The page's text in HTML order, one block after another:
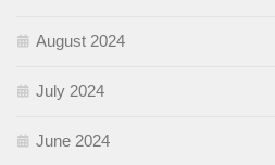
August 2024
July 2024
June 2024